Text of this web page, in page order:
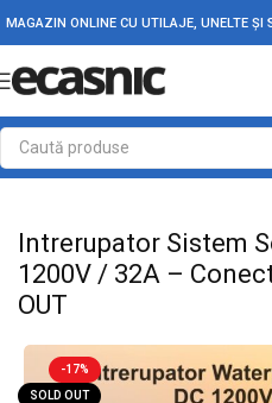
MAGAZIN ONLINE CU UTILAJE, UNELTE ȘI
Prima pagină Electrice Automatizari -
Intrerupator Sistem
1200V / 32A –
OUT
-17%
SOLD OUT